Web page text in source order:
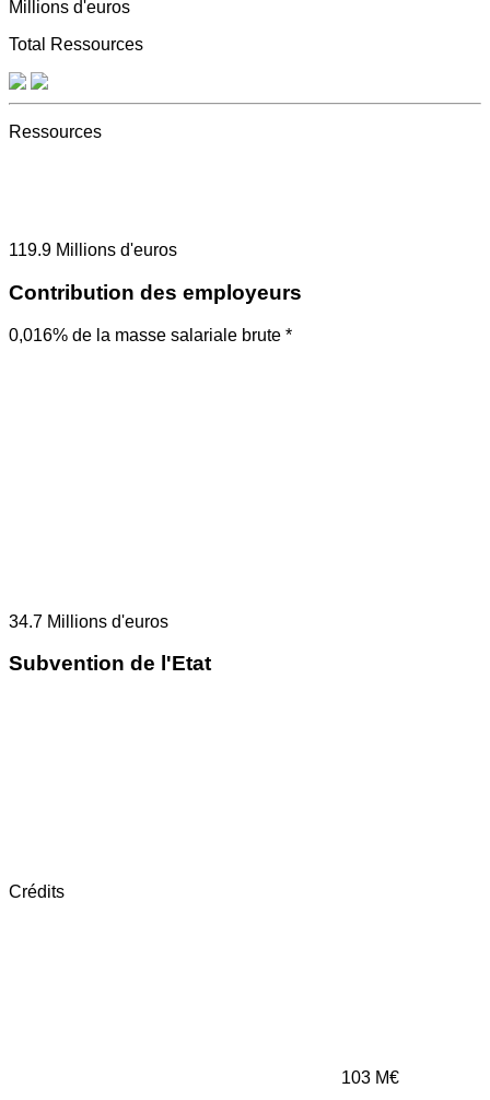
Millions d'euros
Total Ressources
Ressources
119.9 Millions d'euros
Contribution des employeurs
0,016% de la masse salariale brute *
34.7 Millions d'euros
Subvention de l'Etat
Crédits
103 M€